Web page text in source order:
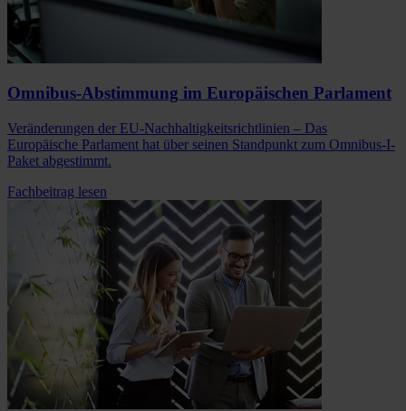
Omnibus-Abstimmung im Europäischen Parlament
Veränderungen der EU-Nachhaltigkeitsrichtlinien – Das
Europäische Parlament hat über seinen Standpunkt zum Omnibus-I-
Paket abgestimmt.
Fachbeitrag lesen